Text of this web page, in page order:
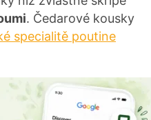
. Čedarové kousky
specialitě poutine